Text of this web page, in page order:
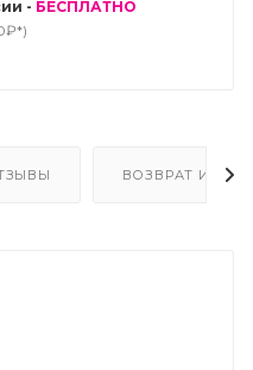
- БЕСПЛАТНО
ВОЗВРАТ И